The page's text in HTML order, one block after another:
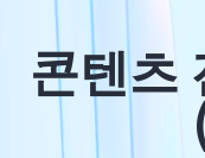
솔루션
콘텐츠